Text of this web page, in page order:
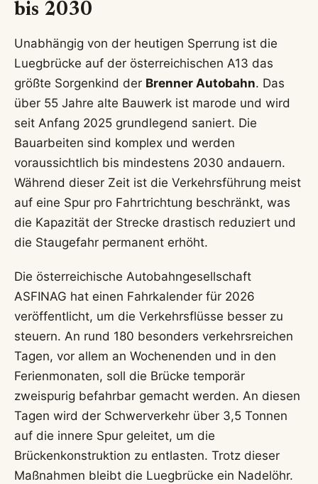
bis 2030
Unabhängig von der heutigen Sperrung ist die
Luegbrücke auf der österreichischen A13 das
größte Sorgenkind der Brenner Autobahn. Das
über 55 Jahre alte Bauwerk ist marode und wird
seit Anfang 2025 grundlegend saniert. Die
Bauarbeiten sind komplex und werden
voraussichtlich bis mindestens 2030 andauern.
Während dieser Zeit ist die Verkehrsführung meist
auf eine Spur pro Fahrtrichtung beschränkt, was
die Kapazität der Strecke drastisch reduziert und
die Staugefahr permanent erhöht.
Die österreichische Autobahngesellschaft
ASFINAG hat einen Fahrkalender für 2026
veröffentlicht, um die Verkehrsflüsse besser zu
steuern. An rund 180 besonders verkehrsreichen
Tagen, vor allem an Wochenenden und in den
Ferienmonaten, soll die Brücke temporär
zweispurig befahrbar gemacht werden. An diesen
Tagen wird der Schwerverkehr über 3,5 Tonnen
auf die innere Spur geleitet, um die
Brückenkonstruktion zu entlasten. Trotz dieser
Maßnahmen bleibt die Luegbrücke ein Nadelöhr.